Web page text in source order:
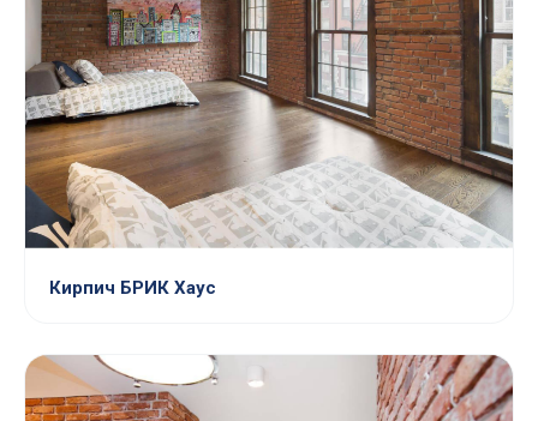
Кирпич БРИК Хаус